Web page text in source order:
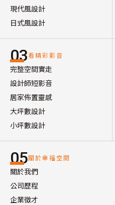
現代風設計
日式風設計
03看精彩影音
完整空間實走
設計師短影音
居家佈置靈感
大坪數設計
小坪數設計
05關於幸福空間
關於我們
公司歷程
企業徵才